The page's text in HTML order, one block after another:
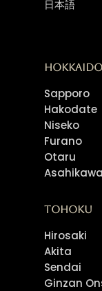
日本語
Hokkaido
Sapporo
Hakodate
Niseko
Furano
Otaru
Asahikawa
Tohoku
Hirosaki
Akita
Sendai
Ginzan